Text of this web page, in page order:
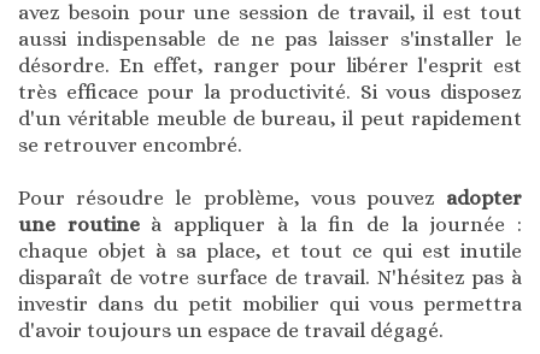
avez besoin pour une session de travail, il est tout
aussi indispensable de ne pas laisser s'installer le
désordre. En effet, ranger pour libérer l'esprit est
très efficace pour la productivité. Si vous disposez
d'un véritable meuble de bureau, il peut rapidement
se retrouver encombré.
Pour résoudre le problème, vous pouvez adopter
une routineà appliquer à la fin de la journée :
chaque objet à sa place, et tout ce qui est inutile
disparaît de votre surface de travail. N'hésitez pas à
investir dans du petit mobilier qui vous permettra
d'avoir toujours un espace de travail dégagé.